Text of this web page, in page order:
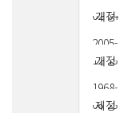
02-04
개정
2005-
12-13
개정
1968-
08-23
제정